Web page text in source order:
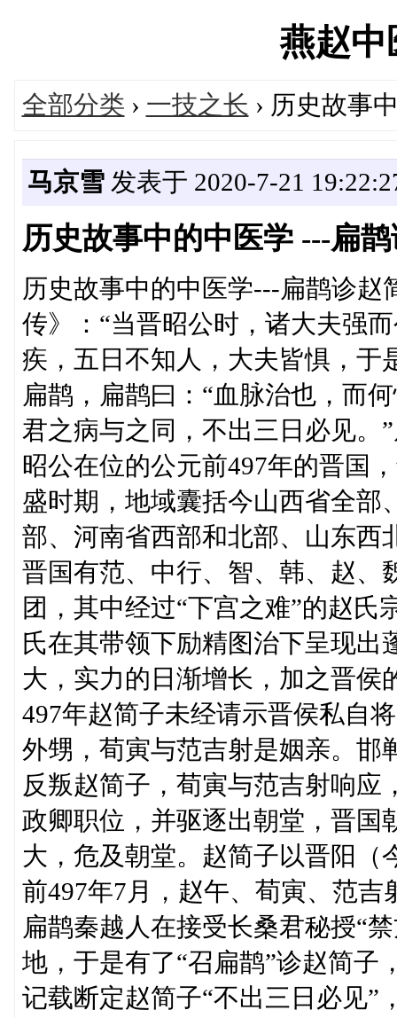
燕赵中
全部分类 › 一技之长 › 历史故事
马京雪发表于 2020-7-21
历史故事中的中医学 ---扁
历史故事中的中医学---扁鹊诊
传》：“当晋昭公时，诸大夫强
疾，五日不知人，大夫皆惧，于
扁鹊，扁鹊曰：“血脉治也，而
君之病与之同，不出三日必见。
昭公在位的公元前497年的晋国
盛时期，地域囊括今山西省全部
部、河南省西部和北部、山东西
晋国有范、中行、智、韩、赵、
团，其中经过“下宫之难”的赵氏
氏在其带领下励精图治下呈现出
大，实力的日渐增长，加之晋侯
497年赵简子未经请示晋侯私自
外甥，荀寅与范吉射是姻亲。邯
反叛赵简子，荀寅与范吉射响
政卿职位，并驱逐出朝堂，晋国
大，危及朝堂。赵简子以晋阳（
前497年7月，赵午、荀寅、范
扁鹊秦越人在接受长桑君秘授“
地，于是有了“召扁鹊”诊赵简子
记载断定赵简子“不出三日必见”